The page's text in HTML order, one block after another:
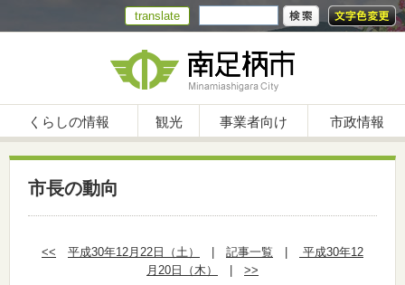
translate
くらしの情報 観光 事業者向け 市政情報
市長の動向
<< 平成30年12月22日（土） 記事一覧
平成30年12
月20日（木）
>>